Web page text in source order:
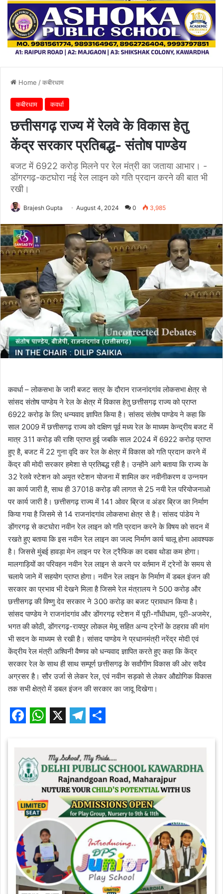
Home /कबीरधाम
कबीरधाम कवर्धा
छत्तीसगढ़ राज्य में रेलवे के विकास हेतु
केंद्र सरकार प्रतिबद्ध- संतोष पाण्डेय
बजट में 6922 करोड़ मिलने पर रेल मंत्री का जताया आभार। -
डोंगरगढ़-कटघोरा नई रेल लाइन को गति प्रदान करने की बात भी
रखी।
Brajesh Gupta August 4, 2024 0 3,985
कवर्धा – लोकसभा के जारी बजट सत्र के दौरान राजनांदगांव लोकसभा क्षेत्र से
सांसद संतोष पाण्डेय ने रेल के क्षेत्र में विकास हेतु छत्तीसगढ़ राज्य को प्राप्त
6922 करोड़ के लिए धन्यवाद ज्ञापित किया है। सांसद संतोष पाण्डेय ने कहा कि
साल 2009 में छत्तीसगढ़ राज्य को दक्षिण पूर्व मध्य रेल के माध्यम केन्द्रीय बजट में
मात्र 311 करोड़ की राशि प्राप्त हुई जबकि साल 2024 में 6922 करोड़ प्राप्त
हुए है, बजट में 22 गुना वृदि कर रेल के क्षेत्र में विकास को गति प्रदान करने में
केंद्र की मोदी सरकार हमेशा से प्रतिबद्ध रही है। उन्होंने आगे बताया कि राज्य के
32 रेलवे स्टेशन को अमृत स्टेशन योजना में शामिल कर नवीनीकरण व उन्नयन
का कार्य जारी है, साथ ही 37018 करोड़ की लागत से 25 नयी रेल परियोजनाओ
पर कार्य जारी है। छत्तीसगढ़ राज्य में 141 ओवर ब्रिज व अंडर ब्रिज का निर्माण
किया गया है जिसमे से 14 राजनांदगांव लोकसभा क्षेत्र से है। सांसद पांडेय ने
डोंगरगढ़ से कटघोरा नवीन रेल लाइन को गति प्रदान करने के विषय को सदन में
रखते हुए बताया कि इस नवीन रेल लाइन का जल्द निर्माण कार्य चालू होना आवश्यक
है। जिससे मुंबई हावड़ा मेन लाइन पर रेल ट्रैफिक का दबाव थोडा कम होगा।
मालगाड़ियों का परिवहन नवीन रेल लाइन से करने पर वर्तमान में ट्रेनों के समय से
चलाये जाने में सहयोग प्राप्त होगा। नवीन रेल लाइन के निर्माण में डबल इंजन की
सरकार का प्रभाव भी देखने मिला है जिसमे रेल मंत्रालय ने 500 करोड़ और
छत्तीसगढ़ की विष्णु देव सरकार ने 300 करोड़ का बजट प्रावधान किया है।
सांसद पाण्डेय ने राजनांदगांव और डोंगरगढ़ स्टेशन में पूरी-गाँधीधाम, पूरी-अजमेर,
भगत की कोठी, डोंगरगढ़-रायपुर लोकल मेमू सहित अन्य ट्रेनों के ठहराव की मांग
भी सदन के माध्यम से रखी है। सांसद पाण्डेय ने प्रधानमंत्री नरेंद्र मोदी एवं
केंद्रीय रेल मंत्री अश्विनी वैष्णव को धन्यवाद ज्ञापित करते हुए कहा कि केंद्र
सरकार रेल के साथ ही साथ सम्पूर्ण छत्तीसगढ़ के सर्वांगीण विकास की ओर सदैव
अग्रसर है। सौर उर्जा से लेकर रेल, एवं नवीन सड़को से लेकर औद्योगिक विकास
तक सभी क्षेत्रो में डबल इंजन की सरकार का जादू दिखेगा।
c
e
b
o
k
a
t
s
A
p
p
l
e
g
r
a
m
a
r
e